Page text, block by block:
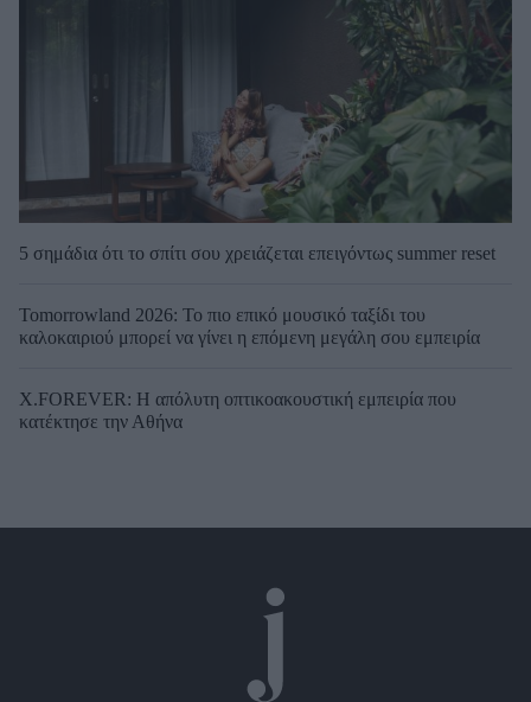
5 σημάδια ότι το σπίτι σου χρειάζεται επειγόντως summer reset
Tomorrowland 2026: Το πιο επικό μουσικό ταξίδι του
καλοκαιριού μπορεί να γίνει η επόμενη μεγάλη σου εμπειρία
X.FOREVER: Η απόλυτη οπτικοακουστική εμπειρία που
κατέκτησε την Αθήνα